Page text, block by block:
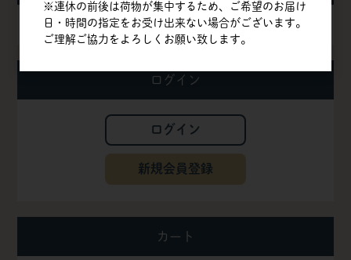
夏季休業期間の配送について
ログイン
ログイン
新規会員登録
カート
※連休の前後は荷物が集中するため、ご希望のお届け
日・時間の指定をお受け出来ない場合がございます。
ご理解ご協力をよろしくお願い致します。